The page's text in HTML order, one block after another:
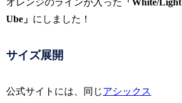
Ube」 にしました！
サイズ展開
公式サイトには、同じアシックス